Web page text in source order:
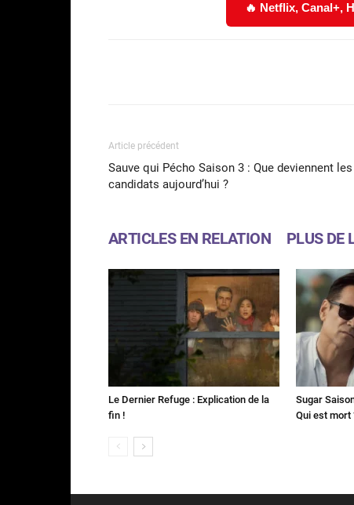
🔥 Netflix, Canal+,
Article précédent
Sauve qui Pécho Saison 3 : Que deviennent les
candidats aujourd’hui ?
ARTICLES EN RELATION PLUS DE
Le Dernier Refuge : Explication de la
fin !
Sugar
Qui est mort